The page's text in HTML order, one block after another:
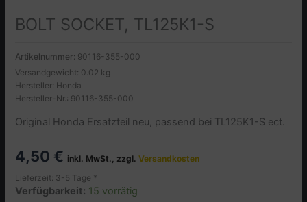
BOLT SOCKET, TL125K1-S
Artikelnummer: 90116-355-000
Versandgewicht: 0.02 kg
Hersteller: Honda
Hersteller-Nr.: 90116-355-000
Original Honda Ersatzteil neu, passend bei TL125K1-S ect.
4,50 € inkl. MwSt., zzgl.Versandkosten
Lieferzeit: 3-5 Tage *
Verfügbarkeit: 15 vorrätig